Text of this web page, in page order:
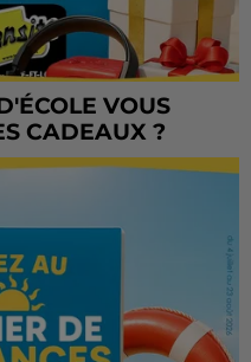
VOUS
CADEAUX ?